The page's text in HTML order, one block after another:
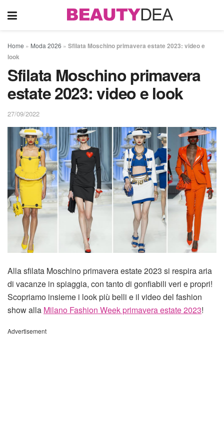
Home » Moda 2026 » Sfilata Moschino primavera estate 2023: video e
look
Sfilata Moschino primavera
estate 2023: video e look
27/09/2022
Alla sfilata Moschino primavera estate 2023 si respira aria
di vacanze in spiaggia, con tanto di gonfiabili veri e propri!
Scopriamo insieme i look più belli e il video del fashion
show alla Milano Fashion Week primavera estate 2023!
Advertisement